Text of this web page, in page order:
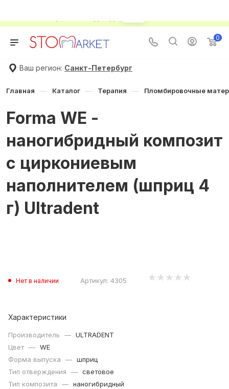
0
Ваш регион: Санкт-Петербург
Главная — Каталог — Терапия — Пломбировочные
Forma WE -
наногибридный композит
с циркониевым
наполнителем (шприц 4
г) Ultradent
Нет в наличии Артикул: 4305
Характеристики
Производитель — ULTRADENT
Цвет — WE
Форма выпуска
— шприц
Тип отверждения
— световое
Тип композита
— наногибридный